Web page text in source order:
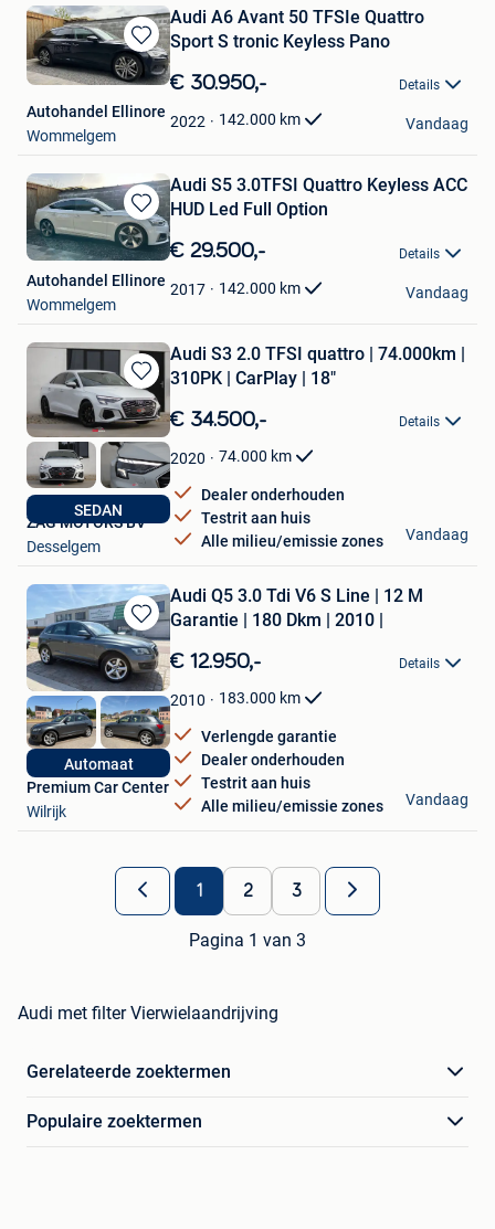
Bewaren
in
Favorieten
Audi A6 Avant 50 TFSIe Quattro
Sport S tronic Keyless Pano
€ 30.950,- Details
2022 142.000 km
Autohandel Ellinore
Wommelgem
Vandaag
Bewaren
in
Mijn
Favorieten
Audi S5 3.0TFSI Quattro Keyless ACC
HUD Led Full Option
€ 29.500,- Details
2017 142.000 km
Autohandel Ellinore
Wommelgem
Vandaag
Bewaren
in
Mijn
Favorieten
SEDAN
Audi S3 2.0 TFSI quattro | 74.000km |
310PK | CarPlay | 18"
€ 34.500,- Details
2020 74.000 km
Dealer onderhouden
Testrit aan huis
Alle milieu/emissie zones
ZAG MOTORS BV
Desselgem
Vandaag
Bewaren
in
Mijn
Favorieten
Automaat
Audi Q5 3.0 Tdi V6 S Line | 12 M
Garantie | 180 Dkm | 2010 |
€ 12.950,- Details
2010 183.000 km
Verlengde garantie
Dealer onderhouden
Testrit aan huis
Alle milieu/emissie zones
Premium Car Center
Wilrijk
Vandaag
1 2 3
Pagina 1 van 3
Audi met filter Vierwielaandrijving
Gerelateerde zoektermen
Populaire zoektermen